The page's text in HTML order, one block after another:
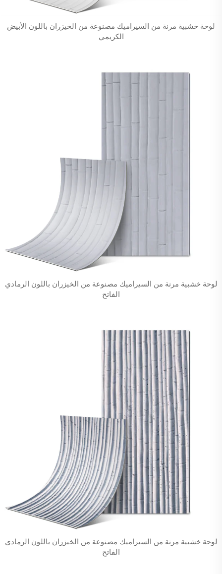
لوحة خشبية مرنة من السيراميك مصنوعة من الخيزران باللون الأبيض
الكريمي
لوحة خشبية مرنة من السيراميك مصنوعة من الخيزران باللون الرمادي
الفاتح
لوحة خشبية مرنة من السيراميك مصنوعة من الخيزران باللون الرمادي
الفاتح